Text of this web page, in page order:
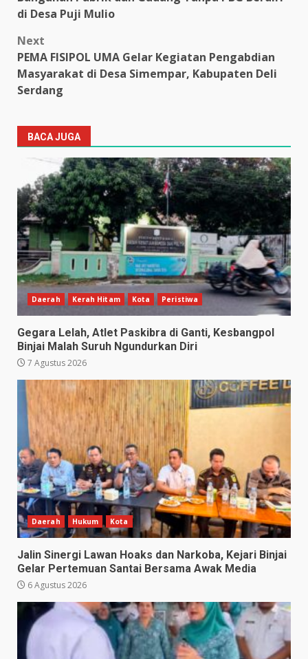
navigation
di Desa Puji Mulio
Next
PEMA FISIPOL UMA Gelar Kegiatan Pengabdian
Masyarakat di Desa Simempar, Kabupaten Deli
Serdang
BACA JUGA
Daerah Kerah Hitam Kota Peristiwa
Gegara Lelah, Atlet Paskibra di Ganti, Kesbangpol
Binjai Malah Suruh Ngundurkan Diri
7 Agustus 2026
Daerah Hukum Kota
Jalin Sinergi Lawan Hoaks dan Narkoba, Kejari Binjai
Gelar Pertemuan Santai Bersama Awak Media
6 Agustus 2026